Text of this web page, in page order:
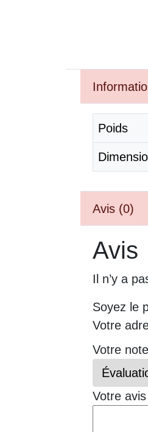
Poids
Avis (0)
Avis
Il n’y a
Soyez le
Votre
Votre note
Votre avis